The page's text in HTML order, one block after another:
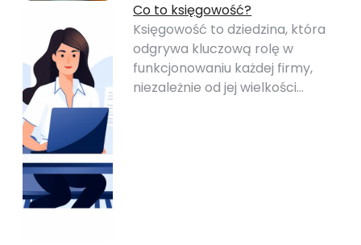
Co to księgowość?
Księgowość to dziedzina, która
odgrywa kluczową rolę w
funkcjonowaniu każdej firmy,
niezależnie od jej wielkości…